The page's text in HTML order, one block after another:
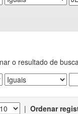
o resultado de
| Ordenar